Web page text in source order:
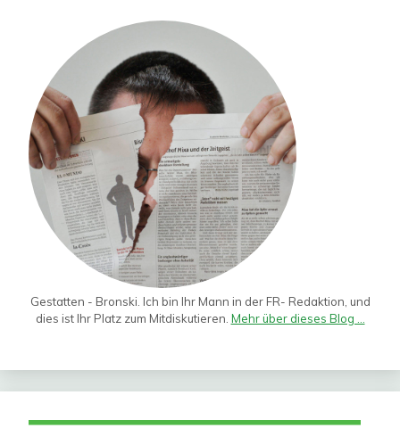
Gestatten - Bronski. Ich bin Ihr Mann in der FR- Redaktion, und
dies ist Ihr Platz zum Mitdiskutieren. Mehr über dieses Blog ...